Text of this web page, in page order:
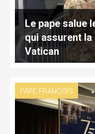
Le pape salue
qui assurent
Vatican
PAPE FRANÇOIS